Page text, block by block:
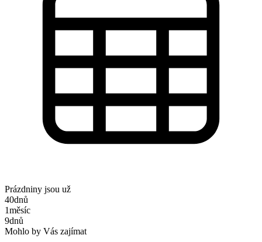
Prázdniny jsou už
40dnů
1měsíc
9dnů
Mohlo by Vás zajímat